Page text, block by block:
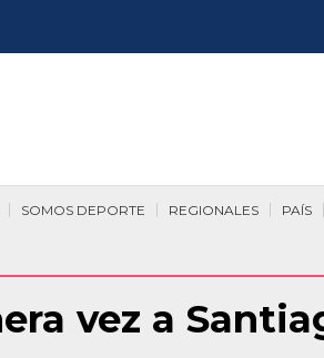
PAÍS
REGIONALES
SOMOS DEPORTE
vez a